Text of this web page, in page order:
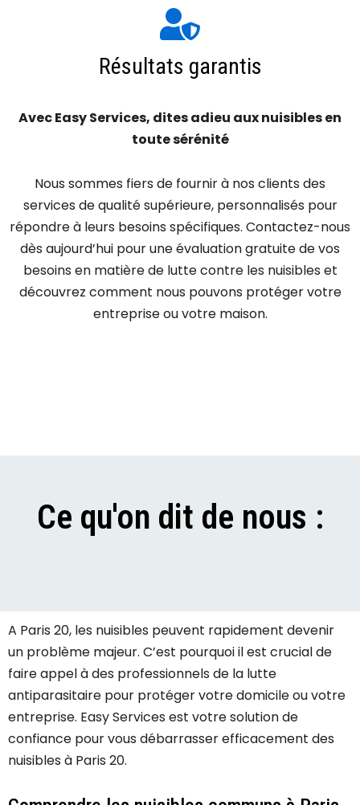
Résultats garantis
Avec Easy Services, dites adieu aux nuisibles en
toute sérénité
Nous sommes fiers de fournir à nos clients des
services de qualité supérieure, personnalisés pour
répondre à leurs besoins spécifiques. Contactez-nous
dès aujourd’hui pour une évaluation gratuite de vos
besoins en matière de lutte contre les nuisibles et
découvrez comment nous pouvons protéger votre
entreprise ou votre maison.
Ce qu'on dit de nous :
A Paris 20, les nuisibles peuvent rapidement devenir
un problème majeur. C’est pourquoi il est crucial de
faire appel à des professionnels de la lutte
antiparasitaire pour protéger votre domicile ou votre
entreprise. Easy Services est votre solution de
confiance pour vous débarrasser efficacement des
nuisibles à Paris 20.